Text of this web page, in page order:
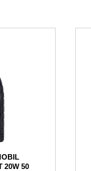
20W 50